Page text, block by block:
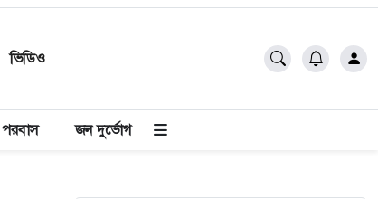
ভিডিও
পরবাস জন দুর্ভোগ